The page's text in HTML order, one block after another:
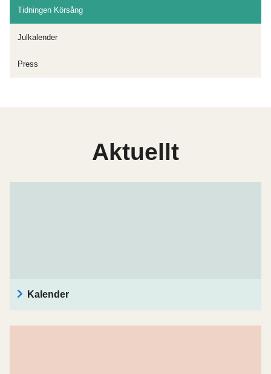
Tidningen Körsång
Julkalender
Press
Aktuellt
Kalender